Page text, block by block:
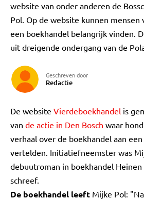
website van onder anderen de
Pol. Op de website kunnen
een boekhandel belangrijk vinden.
uit dreigende ondergang van de
Geschreven door
Redactie
De website Vierdeboekhandel is
van de actie in Den Bosch waar
verhaal over de boekhandel aan
vertelden. Initiatiefneemster was
debuutroman in boekhandel Heinen
schreef.
De boekhandel leeft Mijke Pol: